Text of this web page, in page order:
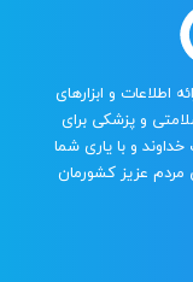
و ابزارهای
و پزشکی برای
و با یاری شما
مردم عزیز کشورمان